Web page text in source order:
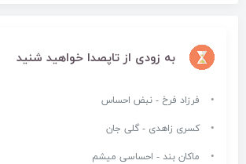
به زودی از تاپصدا خواهید شنید
فرزاد فرخ - نبض احساس
کسری زاهدی - گلی جان
ماکان بند - احساسی میشم